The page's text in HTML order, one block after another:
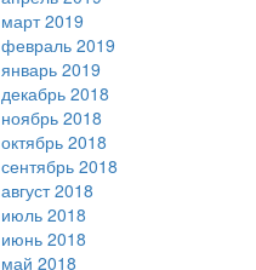
март 2019
февраль 2019
январь 2019
декабрь 2018
ноябрь 2018
октябрь 2018
сентябрь 2018
август 2018
июль 2018
июнь 2018
май 2018